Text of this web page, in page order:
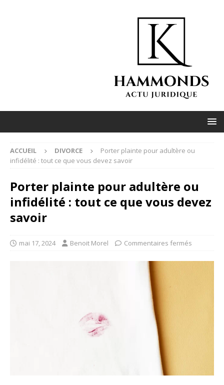
ACCUEIL DIVORCE
Porter plainte pour adultère ou
infidélité : tout ce que vous devez savoir
Porter plainte pour adultère ou
infidélité : tout ce que vous devez
savoir
mai 17, 2024 Benoit Morel Commentaires fermés